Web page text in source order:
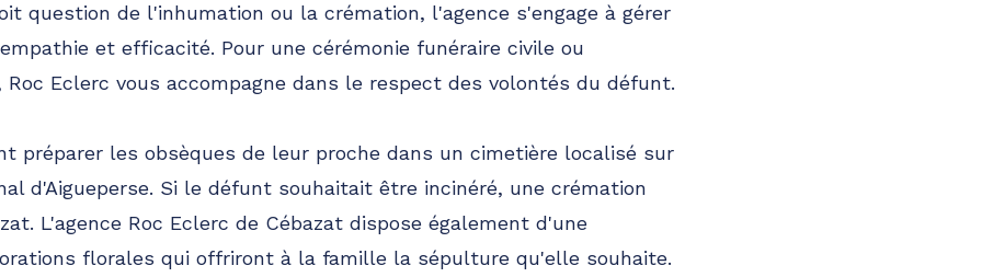
question de l'inhumation ou la crémation, l'agence s'engage à gérer
et efficacité. Pour une cérémonie funéraire civile ou
Roc Eclerc vous accompagne dans le respect des volontés du défunt.
préparer les obsèques de leur proche dans un cimetière localisé sur
d'Aigueperse. Si le défunt souhaitait être incinéré, une crémation
L'agence Roc Eclerc de Cébazat dispose également d'une
florales qui offriront à la famille la sépulture qu'elle souhaite.